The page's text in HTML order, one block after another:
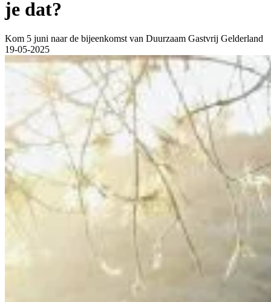
je dat?
Kom 5 juni naar de bijeenkomst van Duurzaam Gastvrij Gelderland
19-05-2025